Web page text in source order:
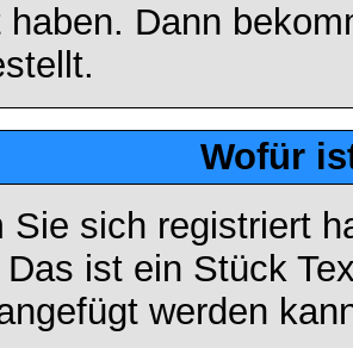
haben. Dann
Wofür
Sie sich registriert
ist ein Stück
werden